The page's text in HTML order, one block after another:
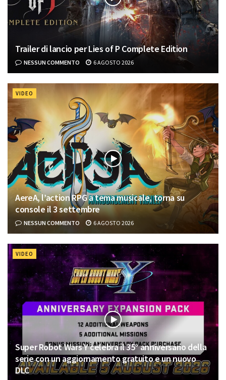
Trailer di lancio per Lies of P Complete Edition
NESSUN COMMENTO 6 AGOSTO 2026
VIDEO
AereA, l’action RPG a tema musicale, torna su
console il 3 settembre
NESSUN COMMENTO 6 AGOSTO 2026
VIDEO
Super Robot Wars Y celebra il 35° anniversario della
serie con un aggiornamento gratuito e un nuovo
DLC